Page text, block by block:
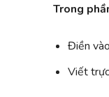
Trong
Điền
Viết